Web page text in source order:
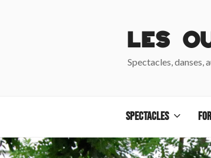
Les
Spectacles, danses,
Spectacles